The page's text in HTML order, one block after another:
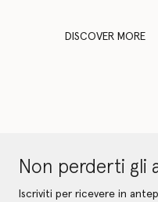
DISCOVER MORE
Non perderti gli
Iscriviti per ricevere in